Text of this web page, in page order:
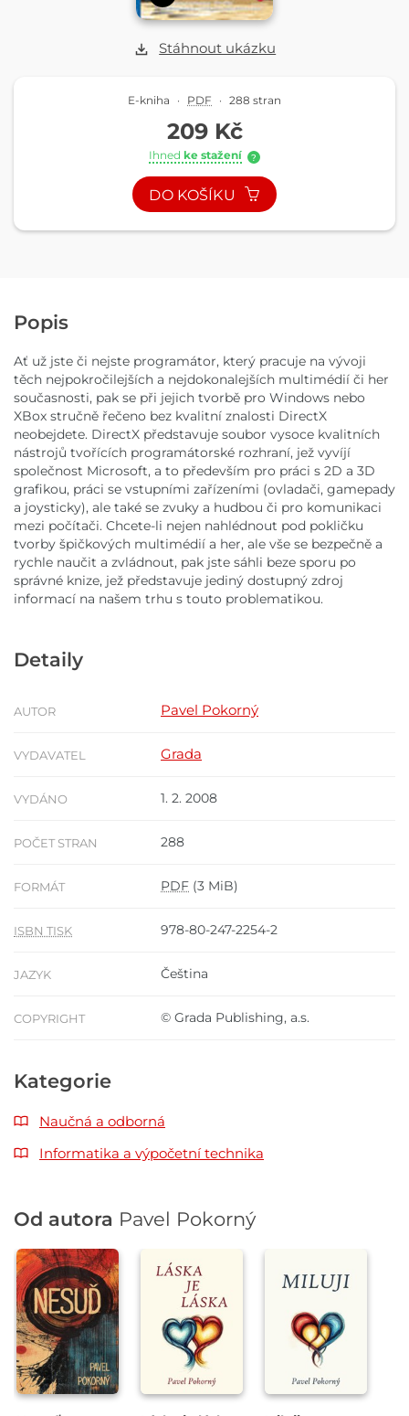
Stáhnout ukázku
E-kniha · PDF · 288 stran
209 Kč
Ihned ke stažení ?
DO KOŠÍKU
Popis
Ať už jste či nejste programátor, který pracuje na vývoji
těch nejpokročilejších a nejdokonalejších multimédií či her
současnosti, pak se při jejich tvorbě pro Windows nebo
XBox stručně řečeno bez kvalitní znalosti DirectX
neobejdete. DirectX představuje soubor vysoce kvalitních
nástrojů tvořících programátorské rozhraní, jež vyvíjí
společnost Microsoft, a to především pro práci s 2D a 3D
grafikou, práci se vstupními zařízeními (ovladači, gamepady
a joysticky), ale také se zvuky a hudbou či pro komunikaci
mezi počítači. Chcete-li nejen nahlédnout pod pokličku
tvorby špičkových multimédií a her, ale vše se bezpečně a
rychle naučit a zvládnout, pak jste sáhli beze sporu po
správné knize, jež představuje jediný dostupný zdroj
informací na našem trhu s touto problematikou.
Detaily
AUTOR Pavel Pokorný
VYDAVATEL Grada
VYDÁNO 1. 2. 2008
POČET STRAN 288
FORMÁT PDF (3 MiB)
ISBN TISK 978-80-247-2254-2
JAZYK Čeština
COPYRIGHT © Grada Publishing, a.s.
Kategorie
Naučná a odborná
Informatika a výpočetní technika
Od autora Pavel Pokorný